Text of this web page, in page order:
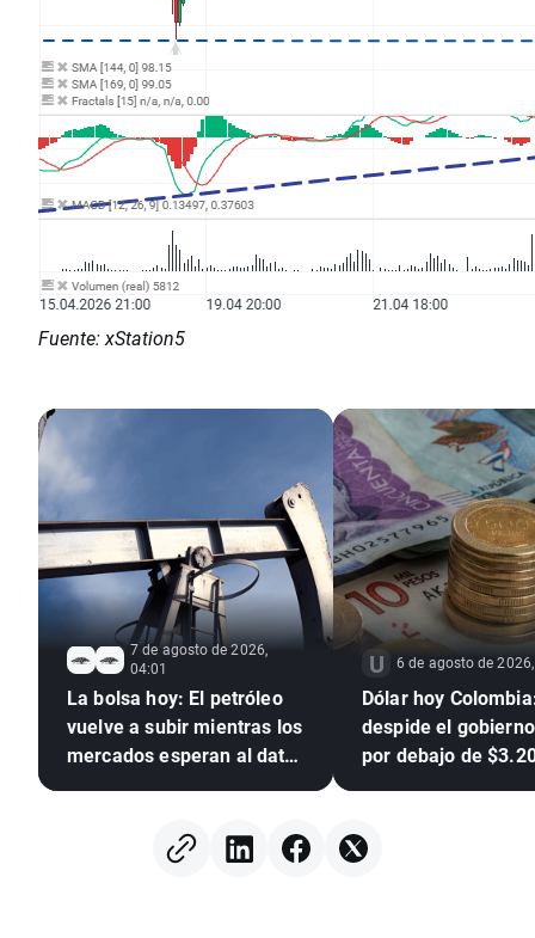
Fuente: xStation5
7 de agosto de 2026,
04:01
La bolsa hoy: El petróleo
vuelve a subir mientras los
mercados esperan al dato
6 de agosto de
Dólar hoy
despide el
por debajo de